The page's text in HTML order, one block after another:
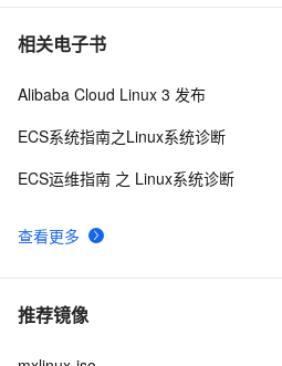
相关电子书
查看更多
Alibaba Cloud Linux 3 发布
ECS系统指南之Linux系统诊断
ECS运维指南 之 Linux系统诊断
推荐镜像